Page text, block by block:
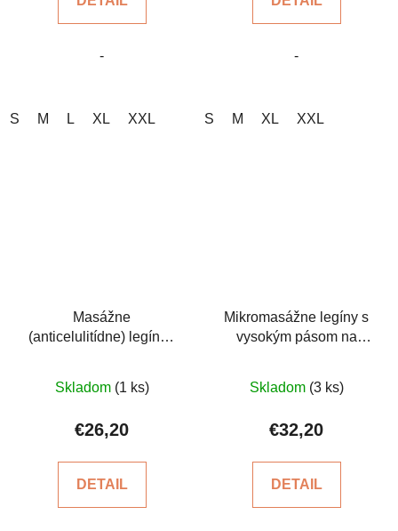
z
hviezdičiek.
-
S M L XL XXL
z
hviezdičiek.
-
S M XL XXL
Masážne
(anticelulitídne) legíny -
hodnotenie
produktu
z
Skladom (1 ks)
€26,20
DETAIL
Mikromasážne legíny s
vysokým pásom na
hodnotenie
produktu
z
Skladom (3 ks)
€32,20
DETAIL